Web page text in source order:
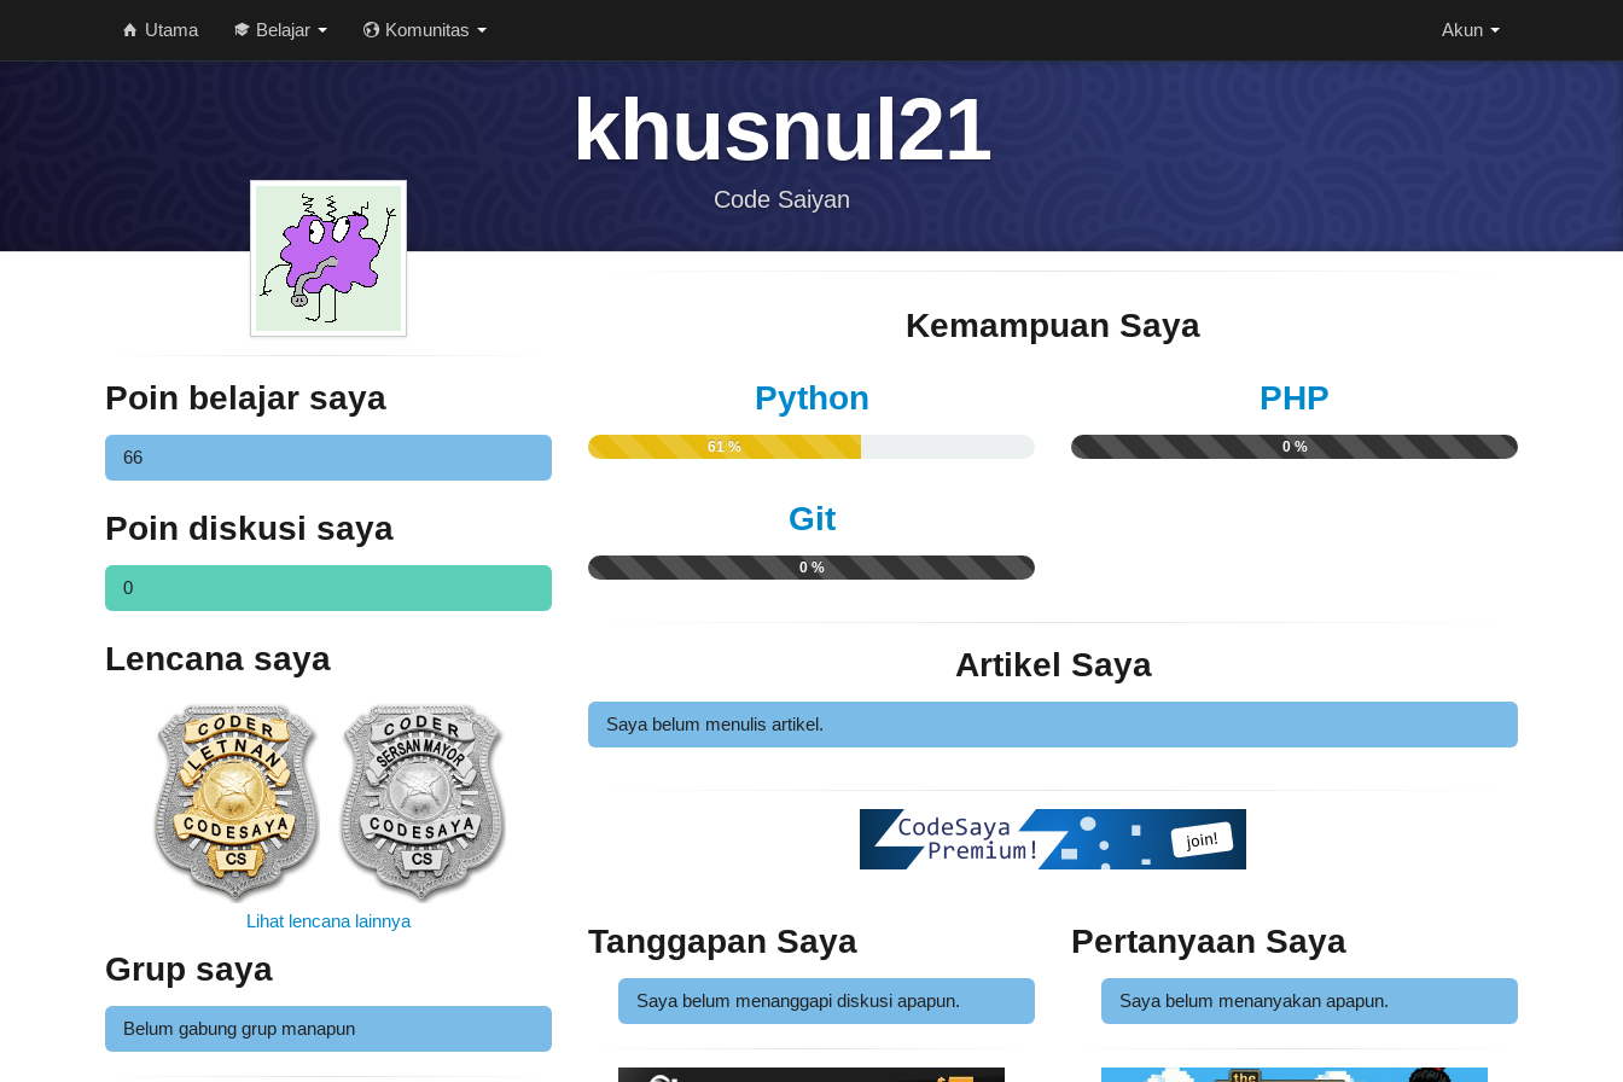
Utama Belajar Komunitas Akun
khusnul21
Code Saiyan
Poin belajar saya
66
Poin diskusi saya
0
Lencana saya
Lihat lencana lainnya
Grup saya
Belum gabung grup manapun
Kemampuan Saya
Python
61 %
PHP
0 %
Git
0 %
Artikel Saya
Saya belum menulis artikel.
Tanggapan Saya
Saya belum menanggapi diskusi apapun.
Pertanyaan Saya
Saya belum menanyakan apapun.